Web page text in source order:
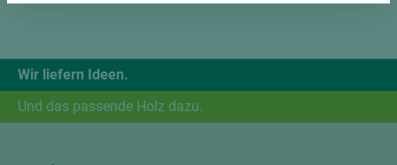
Wir liefern Ideen.
Und das passende Holz dazu.